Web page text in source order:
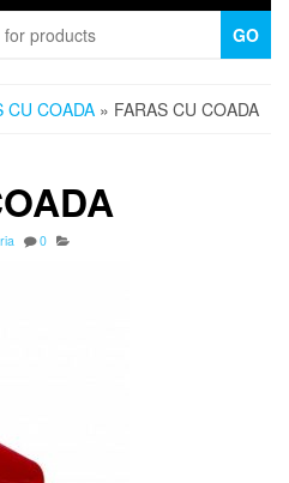
GO
CU COADA » FARAS CU COADA
0